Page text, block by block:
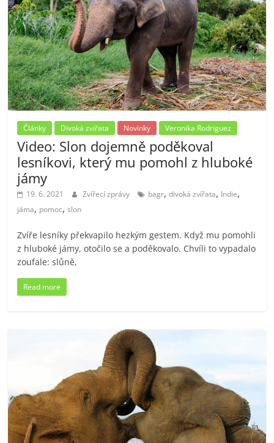
Články Divoká zvířata Novinky Veronika Rodriguez
Video: Slon dojemně poděkoval
lesníkovi, který mu pomohl z hluboké
jámy
19. 6. 2021 Zvířecí zprávy bagr,divoká zvířata, Indie,
jáma, pomoc,slon
Zvíře lesníky překvapilo hezkým gestem. Když mu pomohli
z hluboké jámy, otočilo se a poděkovalo. Chvíli to vypadalo
zoufale: slůně,
Read more